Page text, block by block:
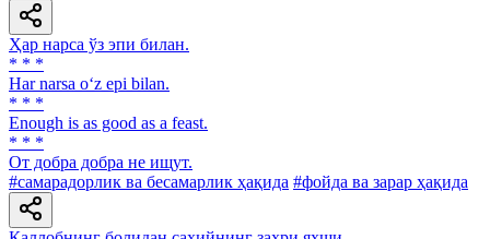
Ҳар нарса ўз эпи билан.
* * *
Har narsa o‘z epi bilan.
* * *
Enough is as good as a feast.
* * *
От добра добра не ищут.
#самарадорлик ва бесамарлик ҳақида #фойда ва зарар ҳақида